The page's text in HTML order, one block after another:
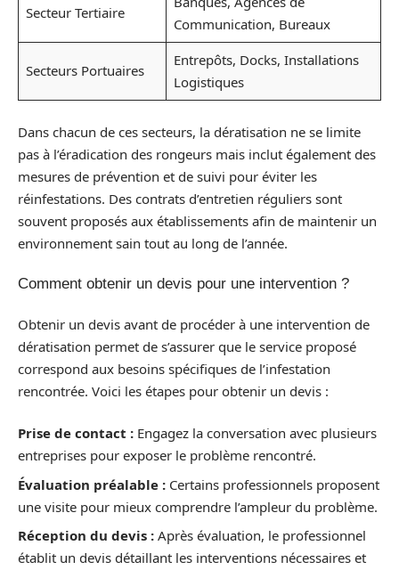
Secteur Tertiaire
Communication, Bureaux
Secteurs Portuaires
Entrepôts, Docks, Installations
Logistiques
Dans chacun de ces secteurs, la dératisation ne se limite
pas à l’éradication des rongeurs mais inclut également des
mesures de prévention et de suivi pour éviter les
réinfestations. Des contrats d’entretien réguliers sont
souvent proposés aux établissements afin de maintenir un
environnement sain tout au long de l’année.
Comment obtenir un devis pour une intervention ?
Obtenir un devis avant de procéder à une intervention de
dératisation permet de s’assurer que le service proposé
correspond aux besoins spécifiques de l’infestation
rencontrée. Voici les étapes pour obtenir un devis :
Prise de contact : Engagez la conversation avec plusieurs
entreprises pour exposer le problème rencontré.
Évaluation préalable : Certains professionnels proposent
une visite pour mieux comprendre l’ampleur du problème.
Réception du devis : Après évaluation, le professionnel
établit un devis détaillant les interventions nécessaires et